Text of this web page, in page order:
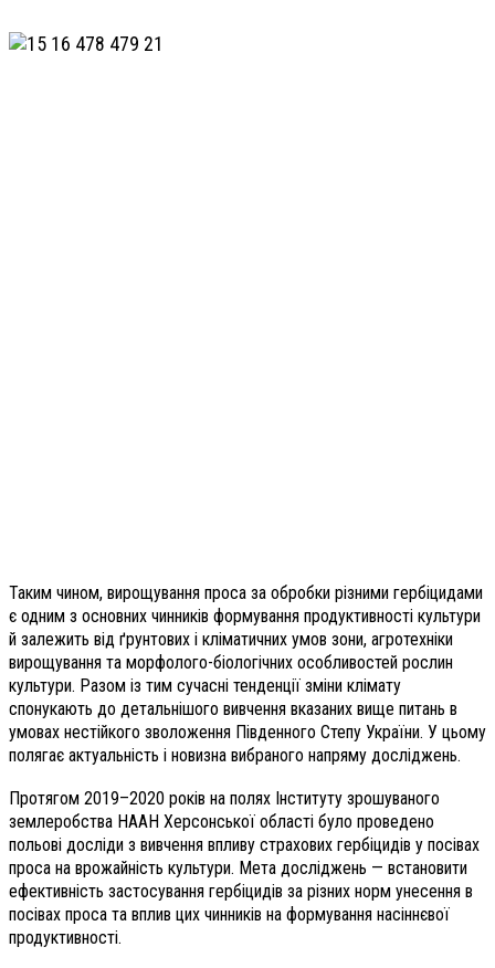
Таким чином, вирощування проса за обробки різними гербіцидами
є одним з основних чинників формування продуктивності культури
й залежить від ґрунтових і кліматичних умов зони, агротехніки
вирощування та морфолого-біологічних особливостей рослин
культури. Разом із тим сучасні тенденції зміни клімату
спонукають до детальнішого вивчення вказаних вище питань в
умовах нестійкого зволоження Південного Степу України. У цьому
полягає актуальність і новизна вибраного напряму досліджень.
Протягом 2019–2020 років на полях Інституту зрошуваного
землеробства НААН Херсонської області було проведено
польові досліди з вивчення впливу страхових гербіцидів у посівах
проса на врожайність культури. Мета досліджень — встановити
ефективність застосування гербіцидів за різних норм унесення в
посівах проса та вплив цих чинників на формування насіннєвої
продуктивності.